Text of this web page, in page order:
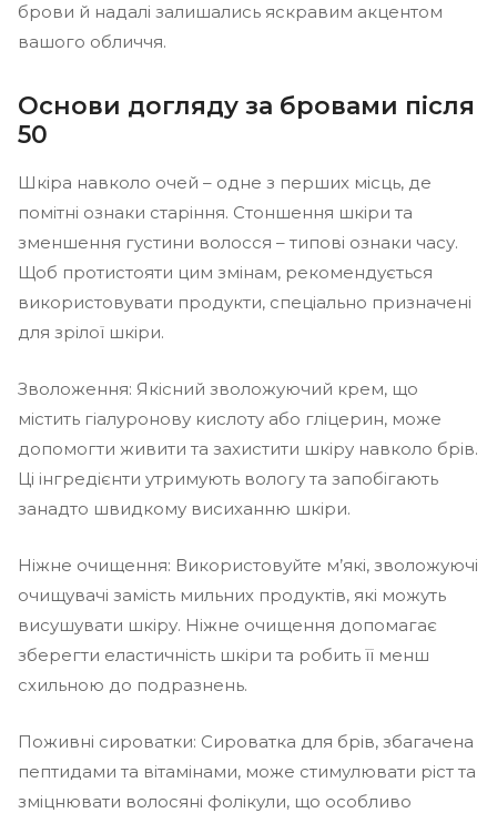
брови й надалі залишались яскравим акцентом
вашого обличчя.
Основи догляду за бровами після
50
Шкіра навколо очей – одне з перших місць, де
помітні ознаки старіння. Стоншення шкіри та
зменшення густини волосся – типові ознаки часу.
Щоб протистояти цим змінам, рекомендується
використовувати продукти, спеціально призначені
для зрілої шкіри.
Зволоження: Якісний зволожуючий крем, що
містить гіалуронову кислоту або гліцерин, може
допомогти живити та захистити шкіру навколо брів.
Ці інгредієнти утримують вологу та запобігають
занадто швидкому висиханню шкіри.
Ніжне очищення: Використовуйте м’які, зволожуючі
очищувачі замість мильних продуктів, які можуть
висушувати шкіру. Ніжне очищення допомагає
зберегти еластичність шкіри та робить її менш
схильною до подразнень.
Поживні сироватки: Сироватка для брів, збагачена
пептидами та вітамінами, може стимулювати ріст та
зміцнювати волосяні фолікули, що особливо